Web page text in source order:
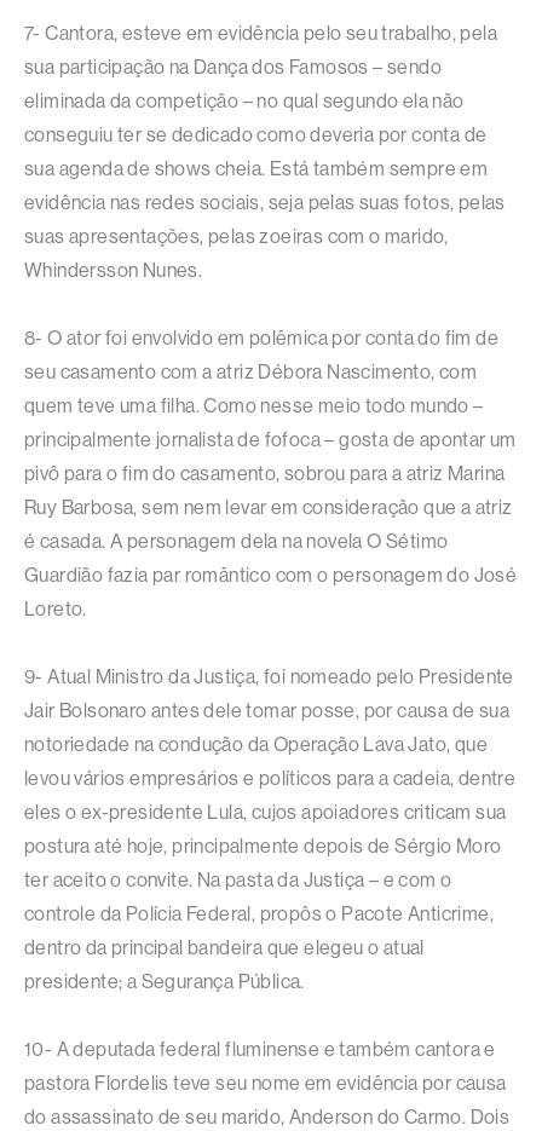
7- Cantora, esteve em evidência pelo seu trabalho, pela
sua participação na Dança dos Famosos – sendo
eliminada da competição – no qual segundo ela não
conseguiu ter se dedicado como deveria por conta de
sua agenda de shows cheia. Está também sempre em
evidência nas redes sociais, seja pelas suas fotos, pelas
suas apresentações, pelas zoeiras com o marido,
Whindersson Nunes.
8- O ator foi envolvido em polêmica por conta do fim de
seu casamento com a atriz Débora Nascimento, com
quem teve uma filha. Como nesse meio todo mundo –
principalmente jornalista de fofoca – gosta de apontar um
pivô para o fim do casamento, sobrou para a atriz Marina
Ruy Barbosa, sem nem levar em consideração que a atriz
é casada. A personagem dela na novela O Sétimo
Guardião fazia par romântico com o personagem do José
Loreto.
9- Atual Ministro da Justiça, foi nomeado pelo Presidente
Jair Bolsonaro antes dele tomar posse, por causa de sua
notoriedade na condução da Operação Lava Jato, que
levou vários empresários e políticos para a cadeia, dentre
eles o ex-presidente Lula, cujos apoiadores criticam sua
postura até hoje, principalmente depois de Sérgio Moro
ter aceito o convite. Na pasta da Justiça – e com o
controle da Polícia Federal, propôs o Pacote Anticrime,
dentro da principal bandeira que elegeu o atual
presidente; a Segurança Pública.
10- A deputada federal fluminense e também cantora e
pastora Flordelis teve seu nome em evidência por causa
do assassinato de seu marido, Anderson do Carmo. Dois